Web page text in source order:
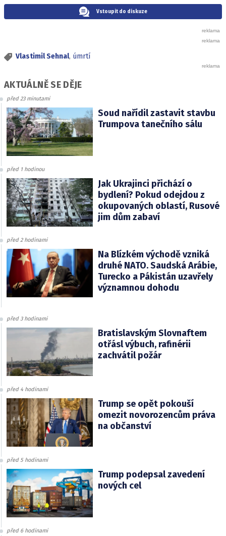
Vstoupit do diskuze
Vlastimil Sehnal, úmrtí
AKTUÁLNĚ SE DĚJE
před 23 minutami
Soud nařídil zastavit stavbu
Trumpova tanečního sálu
před 1 hodinou
Jak Ukrajinci přichází o
bydlení? Pokud odejdou z
okupovaných oblastí, Rusové
jim dům zabaví
před 2 hodinami
Na Blízkém východě vzniká
druhé NATO. Saudská Arábie,
Turecko a Pákistán uzavřely
významnou dohodu
před 3 hodinami
Bratislavským Slovnaftem
otřásl výbuch, rafinérii
zachvátil požár
před 4 hodinami
Trump se opět pokouší
omezit novorozencům práva
na občanství
před 5 hodinami
Trump podepsal zavedení
nových cel
před 6 hodinami